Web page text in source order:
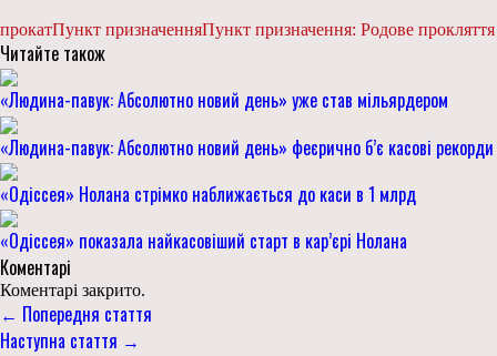
прокатПункт призначенняПункт призначення: Родове прокляття
Читайте також
«Людина-павук: Абсолютно новий день» уже став мільярдером
«Людина-павук: Абсолютно новий день» феєрично б’є касові рекорди
«Одіссея» Нолана стрімко наближається до каси в 1 млрд
«Одіссея» показала найкасовіший старт в кар’єрі Нолана
Коментарі
Коментарі закрито.
← Попередня стаття
Наступна стаття →